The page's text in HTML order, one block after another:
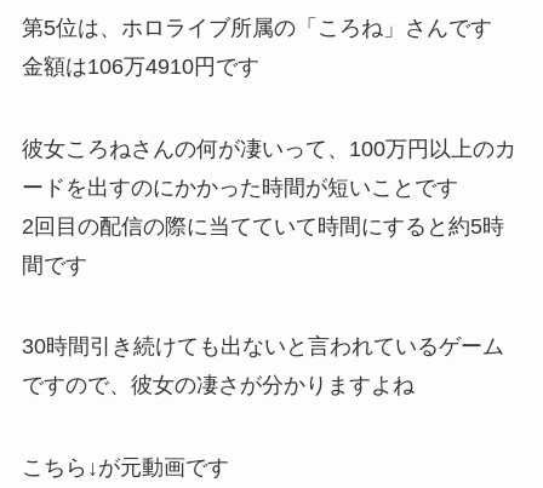
第5位は、ホロライブ所属の「ころね」さんです
金額は106万4910円です
彼女ころねさんの何が凄いって、100万円以上のカ
ードを出すのにかかった時間が短いことです
2回目の配信の際に当てていて時間にすると約5時
間です
30時間引き続けても出ないと言われているゲーム
ですので、彼女の凄さが分かりますよね
こちら↓が元動画です